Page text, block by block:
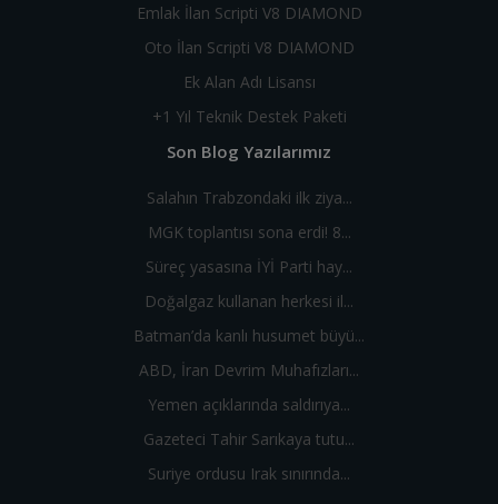
Emlak İlan Scripti V8 DIAMOND
Oto İlan Scripti V8 DIAMOND
Ek Alan Adı Lisansı
+1 Yıl Teknik Destek Paketi
Son Blog Yazılarımız
Salahın Trabzondaki ilk ziya...
MGK toplantısı sona erdi! 8...
Süreç yasasına İYİ Parti hay...
Doğalgaz kullanan herkesi il...
Batman’da kanlı husumet büyü...
ABD, İran Devrim Muhafızları...
Yemen açıklarında saldırıya...
Gazeteci Tahir Sarıkaya tutu...
Suriye ordusu Irak sınırında...